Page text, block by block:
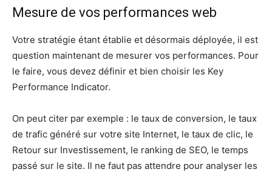
Mesure de vos performances web
Votre stratégie étant établie et désormais déployée, il est
question maintenant de mesurer vos performances. Pour
le faire, vous devez définir et bien choisir les Key
Performance Indicator.
On peut citer par exemple : le taux de conversion, le taux
de trafic généré sur votre site Internet, le taux de clic, le
Retour sur Investissement, le ranking de SEO, le temps
passé sur le site. Il ne faut pas attendre pour analyser les